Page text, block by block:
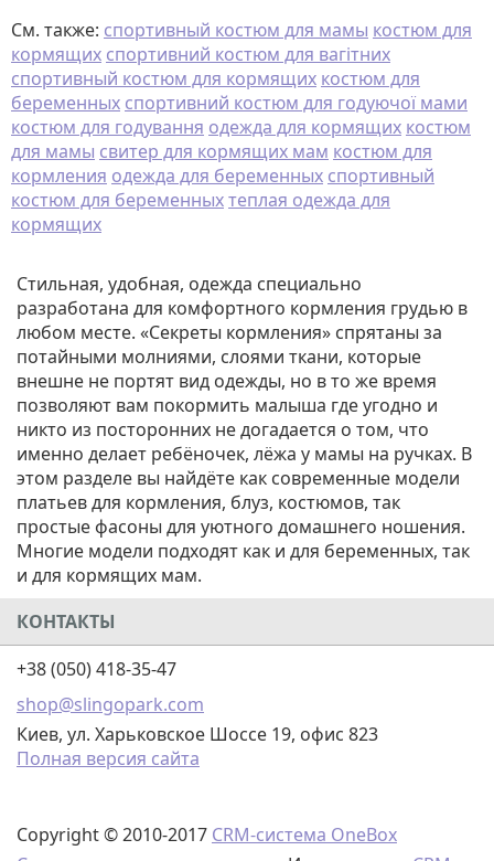
См. также: спортивный костюм для мамы костюм для
кормящих спортивний костюм для вагітних
спортивный костюм для кормящих костюм для
беременных спортивний костюм для годуючої мами
костюм для годування одежда для кормящих костюм
для мамы свитер для кормящих мам костюм для
кормления одежда для беременных спортивный
костюм для беременныхтеплая одежда для
кормящих
Стильная, удобная, одежда специально
разработана для комфортного кормления грудью в
любом месте. «Секреты кормления» спрятаны за
потайными молниями, слоями ткани, которые
внешне не портят вид одежды, но в то же время
позволяют вам покормить малыша где угодно и
никто из посторонних не догадается о том, что
именно делает ребёночек, лёжа у мамы на ручках. В
этом разделе вы найдёте как современные модели
платьев для кормления, блуз, костюмов, так
простые фасоны для уютного домашнего ношения.
Многие модели подходят как и для беременных, так
и для кормящих мам.
КОНТАКТЫ
+38 (050) 418-35-47
shop@slingopark.com
Киев, ул. Харьковское Шоссе 19, офис 823
Полная версия сайта
Copyright © 2010-2017 CRM-система OneBox